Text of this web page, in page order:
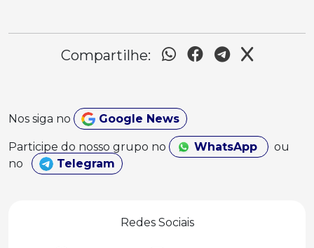
Compartilhe:
Nos siga no Google News
Participe do nosso grupo no WhatsApp
ou
no
Telegram
Redes Sociais